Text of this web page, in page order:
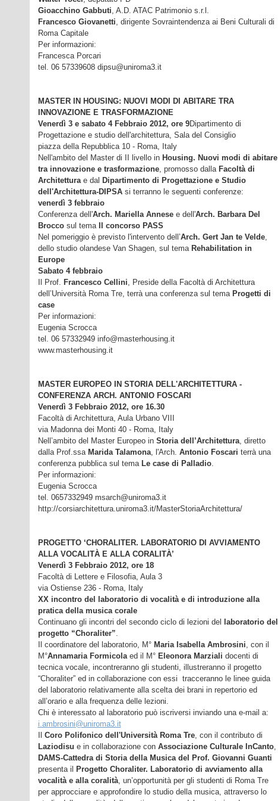
Gioacchino Gabbuti , A.D. ATAC Patrimonio s.r.l.
Francesco Giovanetti , dirigente Sovraintendenza ai Beni Culturali di
Roma Capitale
Per informazioni:
Francesca Porcari
tel. 06 57339608 dipsu@uniroma3.it
MASTER IN HOUSING: NUOVI MODI DI ABITARE TRA
INNOVAZIONE E TRASFORMAZIONE
Venerdì 3 e sabato 4 Febbraio 2012, ore 9Dipartimento di
Progettazione e studio dell'architettura, Sala del Consiglio
piazza della Repubblica 10 - Roma, Italy
Nell'ambito del Master di II livello in Housing. Nuovi modi di abitare
tra innovazione e trasformazione, promosso dalla Facoltà di
Architettura e dal Dipartimento di Progettazione e Studio
dell'Architettura-DIPSAsi terranno le seguenti conferenze:
venerdì 3 febbraio
Conferenza dell'Arch. Mariella Annese e dell'Arch. Barbara Del
Broccosul tema Il concorso PASS
Nel pomeriggio è previsto l'intervento dell’Arch. Gert Jan te Velde,
dello studio olandese Van Shagen, sul tema Rehabilitation in
Europe
Sabato 4 febbraio
Il Prof. Francesco Cellini , Preside della Facoltà di Architettura
dell’Università Roma Tre, terrà una conferenza sul tema Progetti di
case
Per informazioni:
Eugenia Scrocca
tel. 06 57332949 info@masterhousing.it
www.masterhousing.it
MASTER EUROPEO IN STORIA DELL'ARCHITETTURA -
CONFERENZA ARCH. ANTONIO FOSCARI
Venerdì 3 Febbraio 2012, ore 16.30
Facoltà di Architettura, Aula Urbano VIII
via Madonna dei Monti 40 - Roma, Italy
Nell’ambito del Master Europeo in Storia dell’Architettura, diretto
dalla Prof.ssa Marida Talamona, l'Arch. Antonio Foscari terrà una
conferenza pubblica sul tema Le case di Palladio.
Per informazioni:
Eugenia Scrocca
tel. 0657332949 msarch@uniroma3.it
http://corsiarchitettura.uniroma3.it/MasterStoriaArchitettura/
PROGETTO ‘CHORALITER. LABORATORIO DI AVVIAMENTO
ALLA VOCALITÀ E ALLA CORALITÀ’
Venerdì 3 Febbraio 2012, ore 18
Facoltà di Lettere e Filosofia, Aula 3
via Ostiense 236 - Roma, Italy
XX incontro del laboratorio di vocalità e di introduzione alla
pratica della musica corale
Continuano gli incontri del secondo ciclo di lezioni del laboratorio del
progetto “Choraliter”
Il coordinatore del laboratorio, M° Maria Isabella Ambrosini , con il
M°Annamaria Formicola ed il M° Eleonora Marziali docenti di
tecnica vocale, incontreranno gli studenti, illustreranno il progetto
“Choraliter” ed in collaborazione con essi tracceranno le linee guida
del laboratorio relativamente alla scelta dei brani in repertorio ed
all’orario e alla frequenza delle lezioni.
Chi è interessato al laboratorio può iscriversi inviando una e-mail a:
i.ambrosini@uniroma3.it
Il Coro Polifonico dell'Università Roma Tre, con il contributo di
Laziodisu e in collaborazione con Associazione Culturale InCanto,
DAMS-Cattedra di Storia della Musica del Prof. Giovanni Guanti
presenta il Progetto Choraliter. Laboratorio di avviamento alla
vocalità e alla coralità, un’opportunità per gli studenti di Roma Tre
per approcciare e approfondire lo studio della musica, attraverso lo